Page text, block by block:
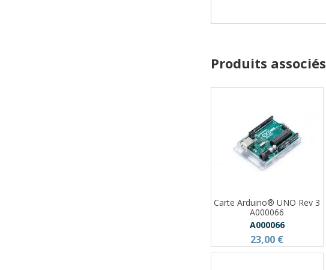
Produits associés
Carte Arduino® UNO Rev 3
A000066
A000066
23,00 €